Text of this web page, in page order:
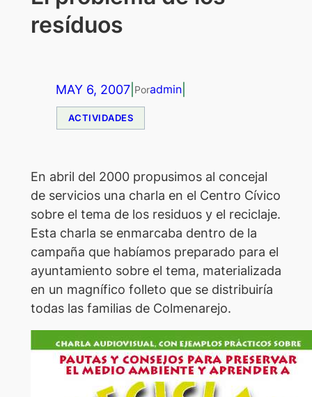
resíduos
MAY 6, 2007| Poradmin|
ACTIVIDADES
En abril del 2000 propusimos al concejal
de servicios una charla en el Centro Cívico
sobre el tema de los residuos y el reciclaje.
Esta charla se enmarcaba dentro de la
campaña que habíamos preparado para el
ayuntamiento sobre el tema, materializada
en un magnífico folleto que se distribuiría
todas las familias de Colmenarejo.